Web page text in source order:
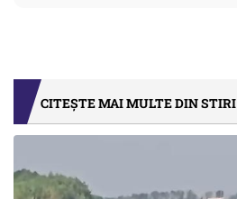
CITEȘTE MAI MULTE DIN STIRI